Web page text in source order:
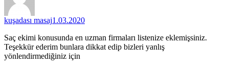
kuşadası masaj1.03.2020
Saç ekimi konusunda en uzman firmaları listenize eklemişsiniz.
Teşekkür ederim bunlara dikkat edip bizleri yanlış
yönlendirmediğiniz için